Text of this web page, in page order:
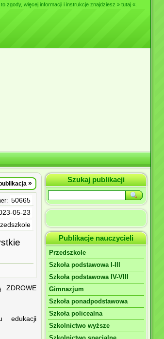
zgody, więcej informacji i instrukcje znajdziesz » tutaj «
»
50665
05-23
ZDROWE
edukacji
Szukaj publikacji
Publikacje nauczycieli
Przedszkole
Szkoła podstawowa I-III
Szkoła podstawowa IV-VIII
Gimnazjum
Szkoła ponadpodstawowa
Szkoła policealna
Szkolnictwo wyższe